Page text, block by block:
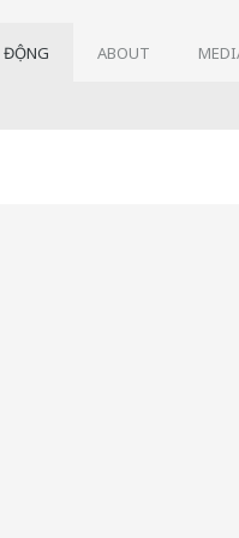
ABOUT